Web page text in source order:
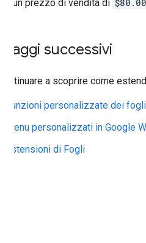
un prezzo di vendita di $80.00
successivi
continuare a scoprire come
Funzioni personalizzate dei
Menu personalizzati in Google
Estensioni di Fogli